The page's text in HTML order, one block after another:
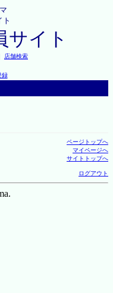
ト
サイト
店舗検索
録
ページトップへ
マイページへ
サイトトップへ
ログアウト